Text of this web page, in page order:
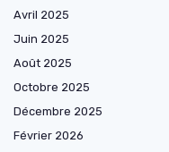
Avril 2025
Juin 2025
Août 2025
Octobre 2025
Décembre 2025
Février 2026